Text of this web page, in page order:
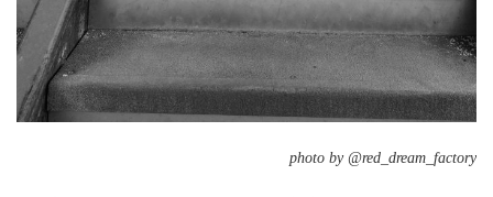
photo by @red_dream_factory